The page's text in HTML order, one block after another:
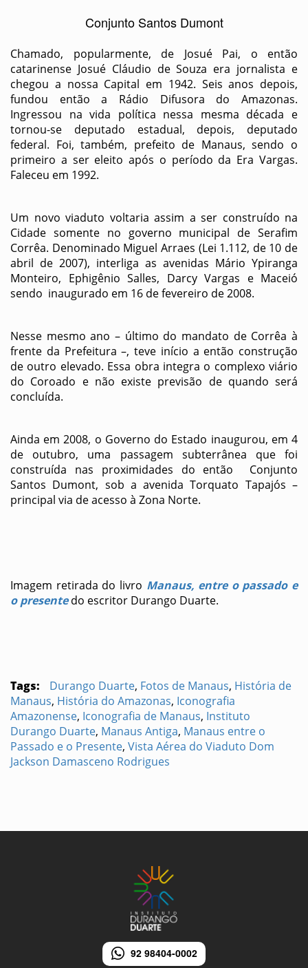
Conjunto Santos Dumont
Chamado, popularmente, de Josué Pai, o então
catarinense Josué Cláudio de Souza era jornalista e
chegou a nossa Capital em 1942. Seis anos depois,
fundou então a Rádio Difusora do Amazonas.
Ingressou na vida política nessa mesma década e
tornou-se deputado estadual, depois, deputado
federal. Foi, também, prefeito de Manaus, sendo o
primeiro a ser eleito após o período da Era Vargas.
Faleceu em 1992.
Um novo viaduto voltaria assim a ser construído na
Cidade somente no governo municipal de Serafim
Corrêa. Denominado Miguel Arraes (Lei 1.112, de 10 de
abril de 2007), interliga as avenidas Mário Ypiranga
Monteiro, Ephigênio Salles, Darcy Vargas e Maceió
sendo inaugurado em 16 de fevereiro de 2008.
Nesse mesmo ano – último do mandato de Corrêa à
frente da Prefeitura –, teve início a então construção
de outro elevado. Essa obra integra o complexo viário
do Coroado e não existe previsão de quando será
concluída.
Ainda em 2008, o Governo do Estado inaugurou, em 4
de outubro, uma passagem subterrânea que foi
construída nas proximidades do então Conjunto
Santos Dumont, sob a avenida Torquato Tapajós –
principal via de acesso à Zona Norte.
Imagem retirada do livro Manaus, entre o passado e
o presentedo escritor Durango Duarte.
Tags: Durango Duarte, Fotos de Manaus, História de
Manaus, História do Amazonas, Iconografia
Amazonense, Iconografia de Manaus, Instituto
Durango Duarte, Manaus Antiga, Manaus entre o
Passado e o Presente, Vista Aérea do Viaduto Dom
Jackson Damasceno Rodrigues
92 98404-0002